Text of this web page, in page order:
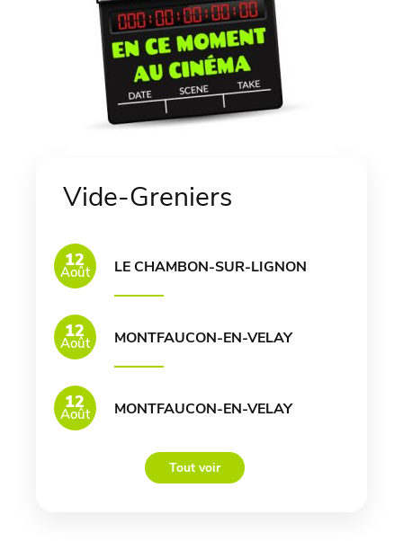
Vide-Greniers
12
Août LE CHAMBON-SUR-LIGNON
12
Août MONTFAUCON-EN-VELAY
12
Août MONTFAUCON-EN-VELAY
Tout voir